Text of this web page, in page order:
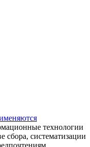
технологии
сбора, систематизации